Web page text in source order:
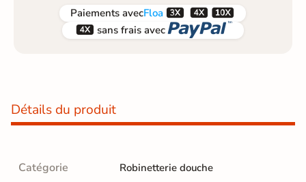
Paiements avecFloa  
 sans frais avec 
Détails du produit
Catégorie Robinetterie douche